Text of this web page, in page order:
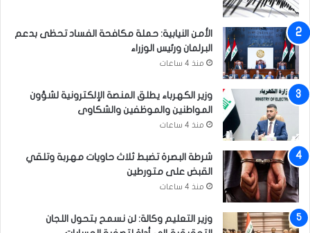
ل
ش
ر
ة
س
ا
ل
م
ر
س
ل
ي
الأمن النيابية: حملة مكافحة الفساد تحظى بدعم
البرلمان ورئيس الوزراء
منذ 4 ساعات
وزير الكهرباء يطلق المنصة الإلكترونية لشؤون
المواطنين والموظفين والشكاوى
منذ 4 ساعات
شرطة البصرة تضبط ثلاث حاويات مهربة وتلقي
القبض على متورطين
منذ 4 ساعات
وزير التعليم وكالة: لن نسمح بتحول اللجان